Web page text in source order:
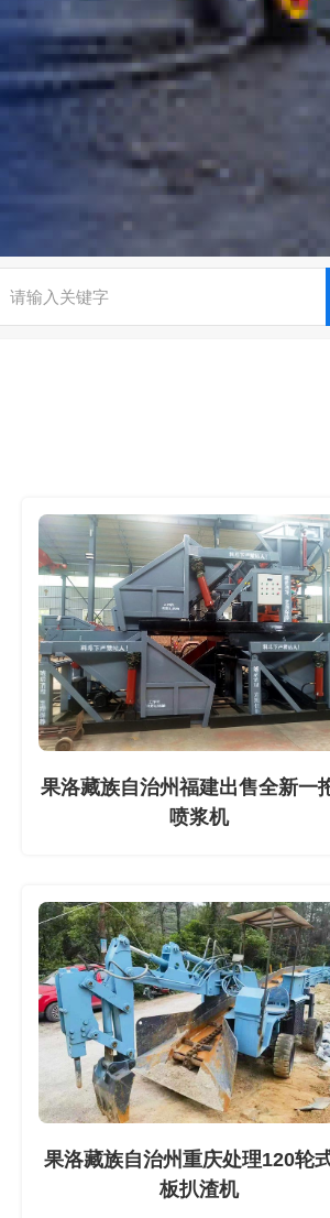
果洛藏族自治州福建出售全新一
喷浆机
果洛藏族自治州重庆处理120轮
板扒渣机